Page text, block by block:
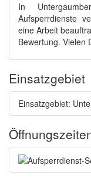
In
Aufsperrdienste
eine Arbeit
Bewertung. Vielen
Einsatzgebiet
Einsatzgebiet: